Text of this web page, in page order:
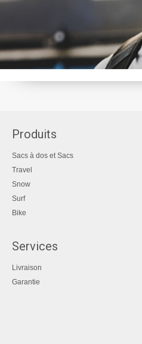
Produits
Sacs à dos et Sacs
Travel
Snow
Surf
Bike
Services
Livraison
Garantie